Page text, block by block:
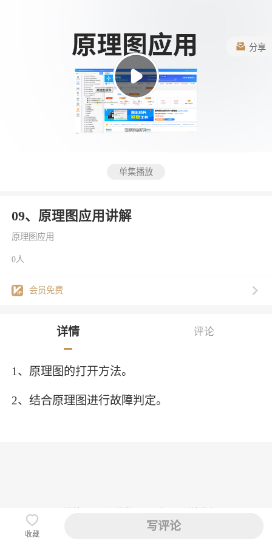
分享
单集播放
09、原理图应用讲解
原理图应用
0人
会员免费
详情 评论
1、原理图的打开方法。
2、结合原理图进行故障判定。
收藏
写评论
迅维提供技术支持